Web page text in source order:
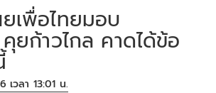
เพื่อไทยมอบ
คุยก้าวไกล คาดได้ข้อ
วลา 13:01 น.